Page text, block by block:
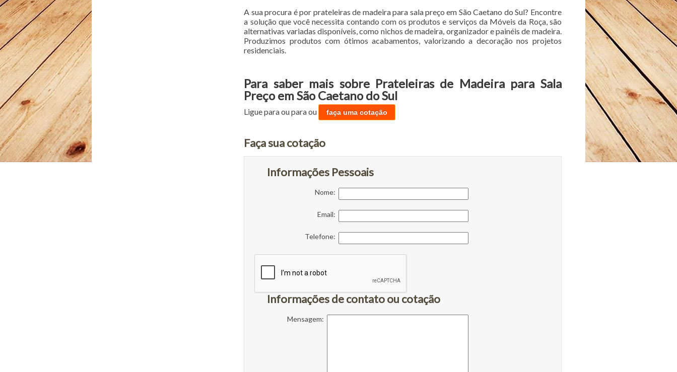
A sua procura é por prateleiras de madeira para sala preço em São Caetano do Sul? Encontre
a solução que você necessita contando com os produtos e serviços da Móveis da Roça, são
alternativas variadas disponíveis, como nichos de madeira, organizador e painéis de madeira.
Produzimos produtos com ótimos acabamentos, valorizando a decoração nos projetos
residenciais.
Para saber mais sobre Prateleiras de Madeira para Sala
Preço em São Caetano do Sul
Ligue paraou paraou faça uma cotação
Faça sua cotação
Informações Pessoais
Nome:
Email:
Telefone:
Informações de contato ou cotação
Mensagem: